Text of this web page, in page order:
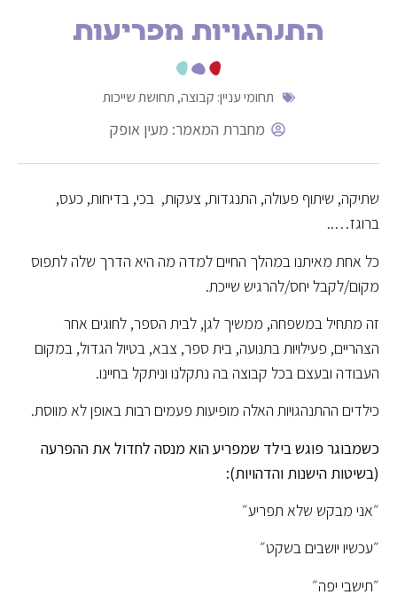
התנהגויות מפריעות
תחומי עניין: קבוצה, תחושת שייכות
מחברת המאמר: מעין אופק
שתיקה, שיתוף פעולה, התנגדות, צעקות, בכי, בדיחות, כעס,
ברוגז…..
כל אחת מאיתנו במהלך החיים למדה מה היא הדרך שלה לתפוס
מקום/לקבל יחס/להרגיש שייכת.
זה מתחיל במשפחה, ממשיך לגן, לבית הספר, לחוגים אחר
הצהריים, פעילויות בתנועה, בית ספר, צבא, בטיול הגדול, במקום
העבודה ובעצם בכל קבוצה בה נתקלנו וניתקל בחיינו.
כילדים ההתנהגויות האלה מופיעות פעמים רבות באופן לא מווסת.
כשמבוגר פוגש בילד שמפריע הוא מנסה לחדול את ההפרעה
(בשיטות הישנות והדהויות):
״אני מבקש שלא תפריע״
״עכשיו יושבים בשקט״
״תישבי יפה״